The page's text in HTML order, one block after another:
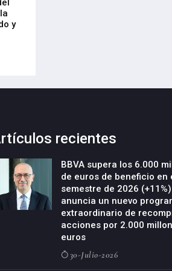
y
recientes
BBVA supera los 6.000
de euros de beneficio en
semestre de 2026
anuncia un nuevo
extraordinario de
acciones por 2.000
euros
30-Julio-2026